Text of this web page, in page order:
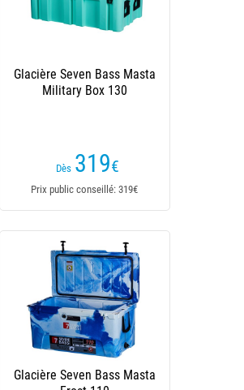
Glacière Seven Bass Masta
Military Box 130
Dès 319€
Prix public conseillé: 319€
Glacière Seven Bass Masta